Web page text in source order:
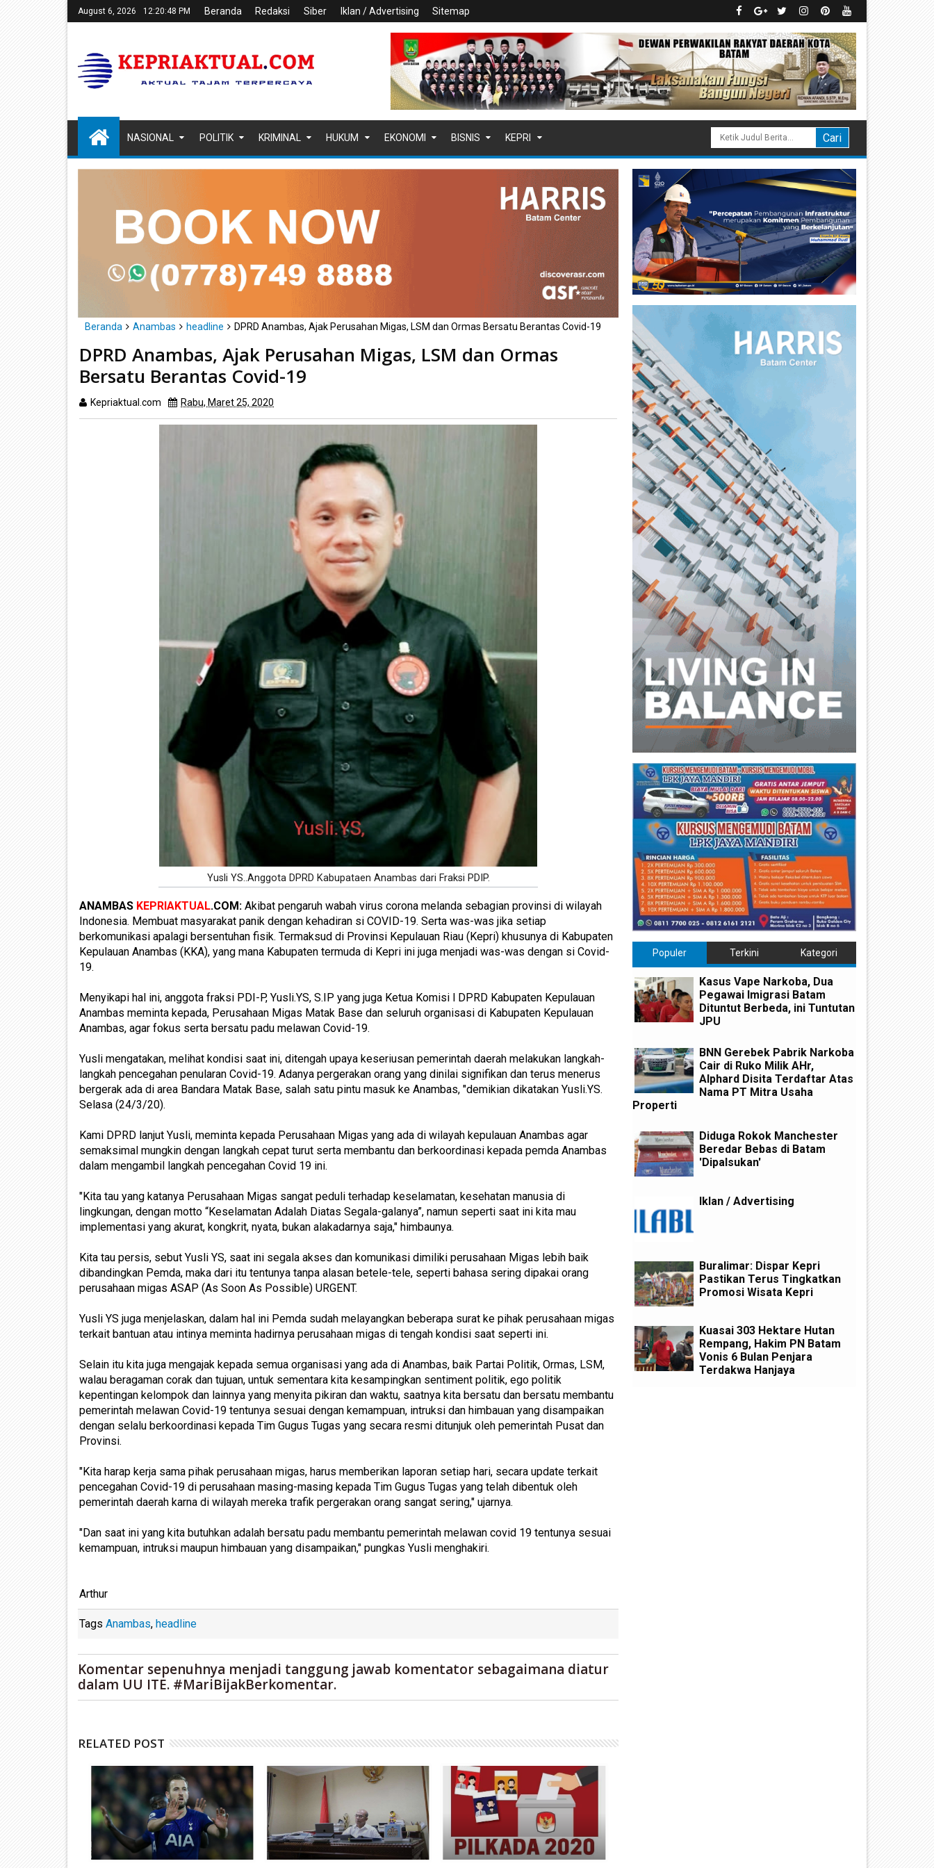
August 6, 2026 12:20:49 PM Beranda Redaksi Siber Iklan / Advertising Sitemap
NASIONAL POLITIK KRIMINAL HUKUM EKONOMI BISNIS KEPRI
Beranda Anambas headline DPRD Anambas, Ajak Perusahan Migas, LSM dan Ormas Bersatu Berantas Covid-19
DPRD Anambas, Ajak Perusahan Migas, LSM dan Ormas
Bersatu Berantas Covid-19
Kepriaktual.com Rabu, Maret 25, 2020
Yusli YS..Anggota DPRD Kabupataen Anambas dari Fraksi PDIP.
ANAMBAS KEPRIAKTUAL.COM: Akibat pengaruh wabah virus corona melanda sebagian provinsi di wilayah
Indonesia. Membuat masyarakat panik dengan kehadiran si COVID-19. Serta was-was jika setiap
berkomunikasi apalagi bersentuhan fisik. Termaksud di Provinsi Kepulauan Riau (Kepri) khusunya di Kabupaten
Kepulauan Anambas (KKA), yang mana Kabupaten termuda di Kepri ini juga menjadi was-was dengan si Covid-
19.
Menyikapi hal ini, anggota fraksi PDI-P, Yusli.YS, S.IP yang juga Ketua Komisi l DPRD Kabupaten Kepulauan
Anambas meminta kepada, Perusahaan Migas Matak Base dan seluruh organisasi di Kabupaten Kepulauan
Anambas, agar fokus serta bersatu padu melawan Covid-19.
Yusli mengatakan, melihat kondisi saat ini, ditengah upaya keseriusan pemerintah daerah melakukan langkah-
langkah pencegahan penularan Covid-19. Adanya pergerakan orang yang dinilai signifikan dan terus menerus
bergerak ada di area Bandara Matak Base, salah satu pintu masuk ke Anambas, "demikian dikatakan Yusli.YS.
Selasa (24/3/20).
Kami DPRD lanjut Yusli, meminta kepada Perusahaan Migas yang ada di wilayah kepulauan Anambas agar
semaksimal mungkin dengan langkah cepat turut serta membantu dan berkoordinasi kepada pemda Anambas
dalam mengambil langkah pencegahan Covid 19 ini.
"Kita tau yang katanya Perusahaan Migas sangat peduli terhadap keselamatan, kesehatan manusia di
lingkungan, dengan motto “Keselamatan Adalah Diatas Segala-galanya”, namun seperti saat ini kita mau
implementasi yang akurat, kongkrit, nyata, bukan alakadarnya saja," himbaunya.
Kita tau persis, sebut Yusli YS, saat ini segala akses dan komunikasi dimiliki perusahaan Migas lebih baik
dibandingkan Pemda, maka dari itu tentunya tanpa alasan betele-tele, seperti bahasa sering dipakai orang
perusahaan migas ASAP (As Soon As Possible) URGENT.
Yusli YS juga menjelaskan, dalam hal ini Pemda sudah melayangkan beberapa surat ke pihak perusahaan migas
terkait bantuan atau intinya meminta hadirnya perusahaan migas di tengah kondisi saat seperti ini.
Selain itu kita juga mengajak kepada semua organisasi yang ada di Anambas, baik Partai Politik, Ormas, LSM,
walau beragaman corak dan tujuan, untuk sementara kita kesampingkan sentiment politik, ego politik
kepentingan kelompok dan lainnya yang menyita pikiran dan waktu, saatnya kita bersatu dan bersatu membantu
pemerintah melawan Covid-19 tentunya sesuai dengan kemampuan, intruksi dan himbauan yang disampaikan
dengan selalu berkoordinasi kepada Tim Gugus Tugas yang secara resmi ditunjuk oleh pemerintah Pusat dan
Provinsi.
"Kita harap kerja sama pihak perusahaan migas, harus memberikan laporan setiap hari, secara update terkait
pencegahan Covid-19 di perusahaan masing-masing kepada Tim Gugus Tugas yang telah dibentuk oleh
pemerintah daerah karna di wilayah mereka trafik pergerakan orang sangat sering," ujarnya.
"Dan saat ini yang kita butuhkan adalah bersatu padu membantu pemerintah melawan covid 19 tentunya sesuai
kemampuan, intruksi maupun himbauan yang disampaikan," pungkas Yusli menghakiri.
Arthur
Tags Anambas, headline
Komentar sepenuhnya menjadi tanggung jawab komentator sebagaimana diatur
dalam UU ITE. #MariBijakBerkomentar.
RELATED POST
Populer Terkini Kategori
Kasus Vape Narkoba, Dua
Pegawai Imigrasi Batam
Dituntut Berbeda, ini Tuntutan
JPU
BNN Gerebek Pabrik Narkoba
Cair di Ruko Milik AHr,
Alphard Disita Terdaftar Atas
Nama PT Mitra Usaha
Properti
Diduga Rokok Manchester
Beredar Bebas di Batam
'Dipalsukan'
Iklan / Advertising
Buralimar: Dispar Kepri
Pastikan Terus Tingkatkan
Promosi Wisata Kepri
Kuasai 303 Hektare Hutan
Rempang, Hakim PN Batam
Vonis 6 Bulan Penjara
Terdakwa Hanjaya